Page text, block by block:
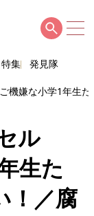
特集 発見隊
機嫌な小学1年生
ル
生た
！／腐